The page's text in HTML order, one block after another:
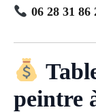
06 28 31 86
peintre